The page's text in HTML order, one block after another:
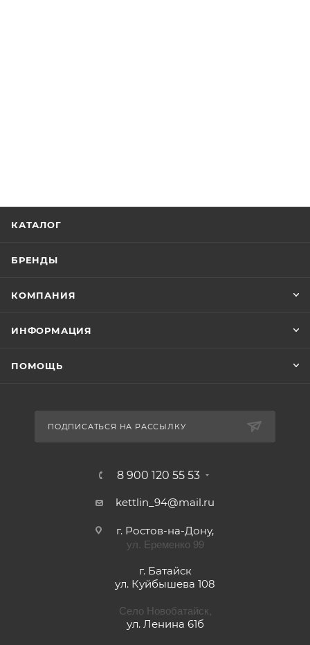
КАТАЛОГ
БРЕНДЫ
КОМПАНИЯ
ИНФОРМАЦИЯ
ПОМОЩЬ
ПОДПИСАТЬСЯ НА РАССЫЛКУ
8 900 120 55 53
kettlin_94@mail.ru
г. Ростов-на-Дону,
ул. Еременко 99
г. Батайск
ул. Куйбышева 108
Село Новобатайск,
ул. Ленина 61б